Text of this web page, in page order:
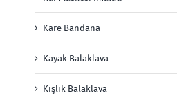
Kare Bandana
Kayak Balaklava
Kışlık Balaklava